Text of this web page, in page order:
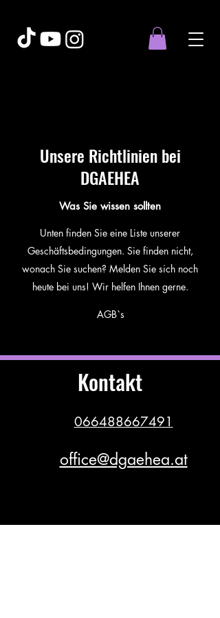
Unsere Richtlinien bei
DGAEHEA
Was Sie wissen sollten
Unten finden Sie eine Liste unserer
Geschäftsbedingungen. Sie finden nicht,
wonach Sie suchen? Melden Sie sich noch
heute bei uns! Wir helfen Ihnen gerne.
AGB`s
Kontakt
066488667491
office@dgaehea.at